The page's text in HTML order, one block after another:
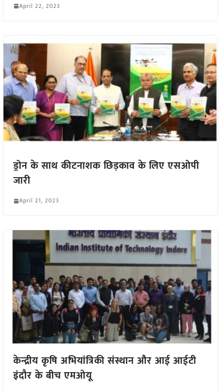
April 22, 2023
ड्रोन के साथ कीटनाशक छिड़काव के लिए एसओपी
जारी
April 21, 2023
केन्द्रीय कृषि अभियांत्रिकी संस्थान और आई आईटी
इंदौर के बीच एमओयू